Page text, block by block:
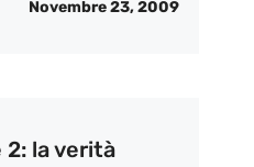
Novembre 23, 2009
2: la verità